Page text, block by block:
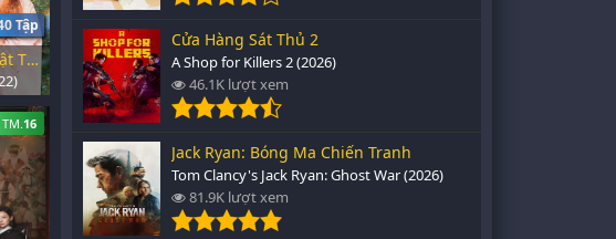
Tập
Khanh Khanh Nhật Thường
TM. 16
Cửa Hàng Sát Thủ 2
A Shop for Killers 2 (2026)
46.1K lượt xem
Jack Ryan: Bóng Ma Chiến Tranh
Tom Clancy's Jack Ryan: Ghost War (2026)
81.9K lượt xem